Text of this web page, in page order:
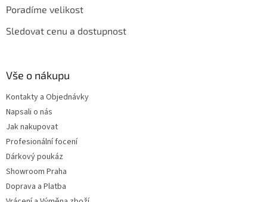
Poradíme velikost
Sledovat cenu a dostupnost
Vše o nákupu
Kontakty a Objednávky
Napsali o nás
Jak nakupovat
Profesionální focení
Dárkový poukáz
Showroom Praha
Doprava a Platba